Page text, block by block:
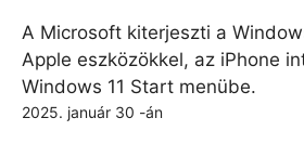
A Microsoft kiterjeszti a
Apple eszközökkel, az iPhone
Windows 11 Start menübe.
2025. január 30 -án